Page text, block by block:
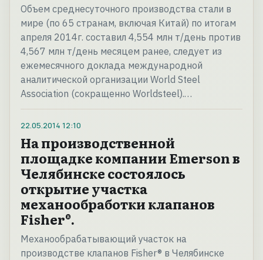
Объем среднесуточного производства стали в
мире (по 65 странам, включая Китай) по итогам
апреля 2014г. составил 4,554 млн т/день против
4,567 млн т/день месяцем ранее, следует из
ежемесячного доклада международной
аналитической организации World Steel
Association (сокращенно Worldsteel).…
22.05.2014 12:10
На производственной
площадке компании Emerson в
Челябинске состоялось
открытие участка
механообработки клапанов
Fisher®.
Механообрабатывающий участок на
производстве клапанов Fisher® в Челябинске